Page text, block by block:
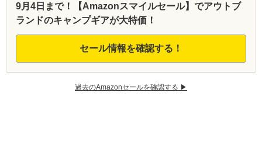
9月4日まで！【Amazonスマイルセール】でアウトブ
ランドのキャンプギアが大特価！
セール情報を確認する！
過去のAmazonセールを確認する ▶︎